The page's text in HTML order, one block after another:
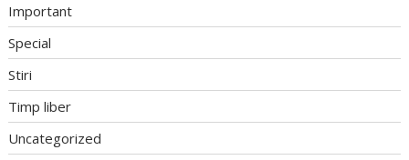
Important
Special
Stiri
Timp liber
Uncategorized